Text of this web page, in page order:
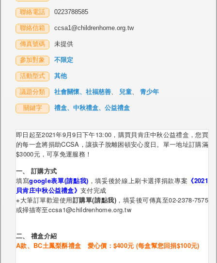
聯絡電話 0223788585
聯絡信箱 ccsa1@childrenhome.org.tw
傳真號碼 未提供
參加對象 不限定
活動型式 其他
議題分類 社會關懷、社福慈善、 兒童、 青少年
關鍵字 禮盒、中秋禮盒、公益禮盒
即日起至2021年9月9日下午13:00，購買貝肯庄中秋公益禮盒，您買
的每一盒將捐助CCSA，讓孩子脫離困頓安心度日。單一地址訂購滿
$3000元，可享免運服務！
一、 訂購方式
填寫google表單(請點我) ，填妥後於線上刷卡選擇捐款專案 《2021
貝肯庄中秋公益禮盒》 支付完成
※大筆訂單歡迎使用訂購單(請點我)，填妥後可傳真至02-2378-7575
或掃描寄至ccsa1@childrenhome.org.tw
二、 禮盒介紹
A款、BC土鳳梨酥禮盒 愛心價：$400元 (每盒幫您回捐$100元)